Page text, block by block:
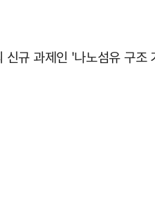
규 과제인 '나노섬유 구조